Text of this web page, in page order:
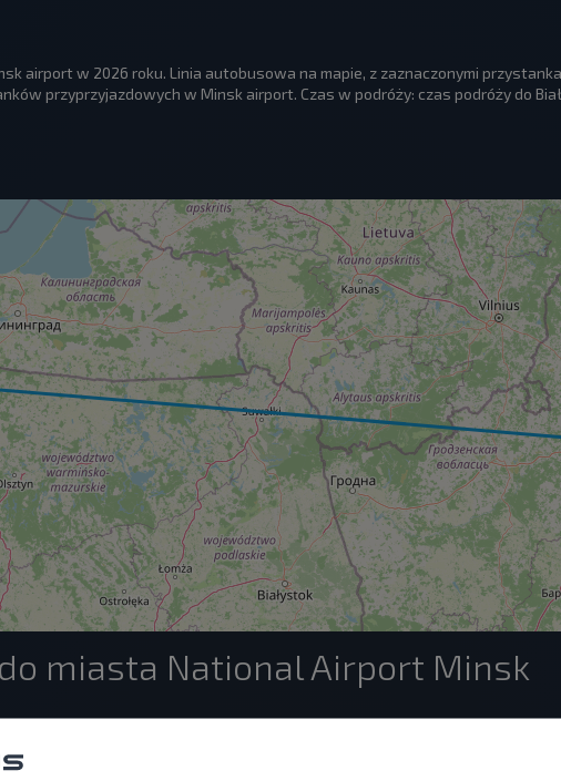
airport w 2026 roku. Linia autobusowa na mapie, z zaznaczonymi
przyprzyjazdowych w Minsk airport. Czas w podróży: czas podróży do
miasta National Airport Minsk